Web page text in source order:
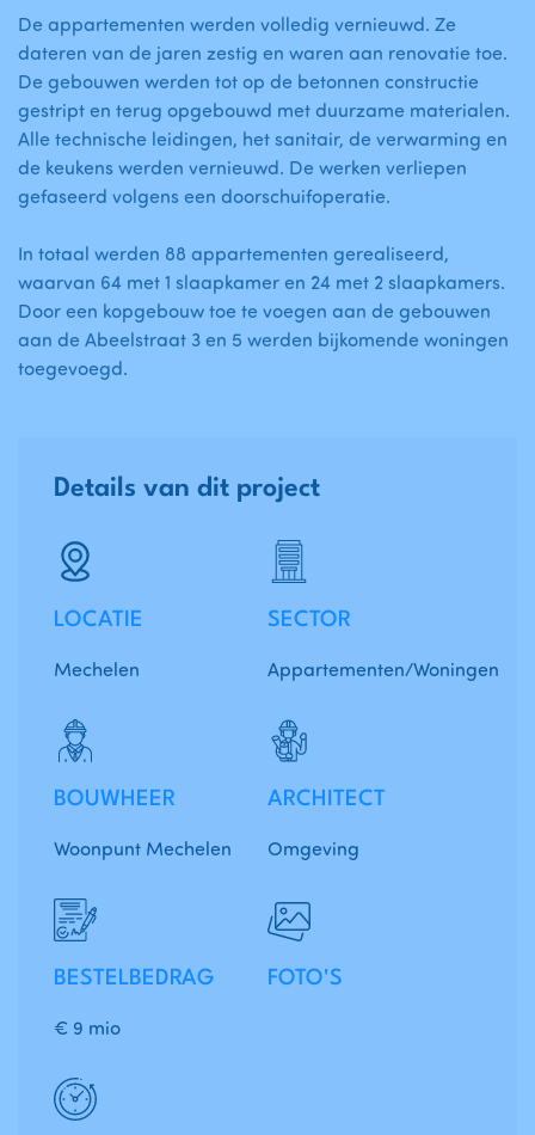
De appartementen werden volledig vernieuwd. Ze
dateren van de jaren zestig en waren aan renovatie toe.
De gebouwen werden tot op de betonnen constructie
gestript en terug opgebouwd met duurzame materialen.
Alle technische leidingen, het sanitair, de verwarming en
de keukens werden vernieuwd. De werken verliepen
gefaseerd volgens een doorschuifoperatie.
In totaal werden 88 appartementen gerealiseerd,
waarvan 64 met 1 slaapkamer en 24 met 2 slaapkamers.
Door een kopgebouw toe te voegen aan de gebouwen
aan de Abeelstraat 3 en 5 werden bijkomende woningen
toegevoegd.
LOCATIE
Mechelen
SECTOR
Appartementen/Woningen
BOUWHEER
Woonpunt Mechelen
ARCHITECT
Omgeving
BESTELBEDRAG
€ 9 mio
FOTO'S
Details van dit project